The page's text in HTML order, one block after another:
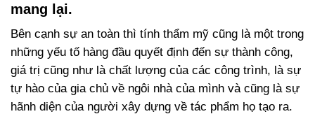
mang lại.
Bên cạnh sự an toàn thì tính thẩm mỹ cũng là một trong
những yếu tố hàng đầu quyết định đến sự thành công,
giá trị cũng như là chất lượng của các công trình, là sự
tự hào của gia chủ về ngôi nhà của mình và cũng là sự
hãnh diện của người xây dựng về tác phẩm họ tạo ra.